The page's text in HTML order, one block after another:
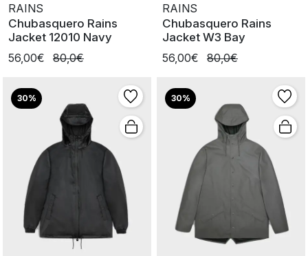
RAINS
Chubasquero Rains
Jacket 12010 Navy
56,00€
80,0€
RAINS
Chubasquero Rains
Jacket W3 Bay
56,00€
80,0€
30% 30%